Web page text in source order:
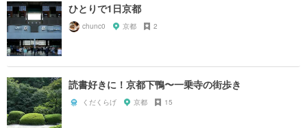
ひとりで1日京都
chunc0 京都 2
読書好きに！京都下鴨〜一乗寺の街歩き
くだくらげ 京都 15